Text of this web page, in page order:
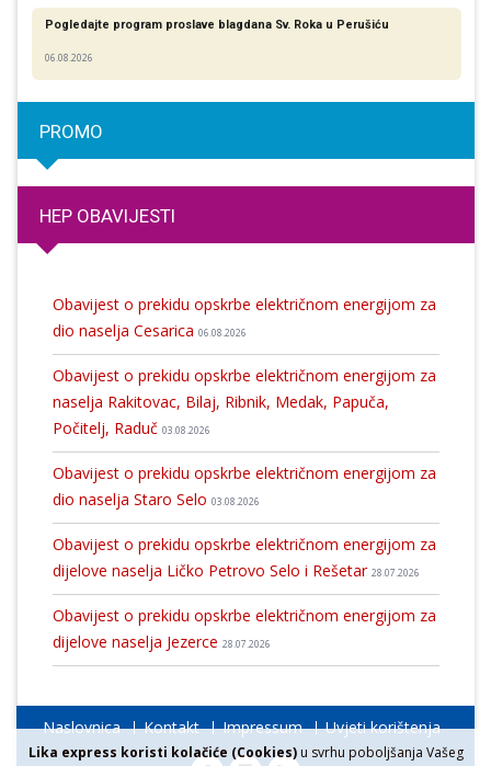
Lika express koristi kolačiće (Cookies)u svrhu poboljšanja Vašeg
Pogledajte program proslave blagdana Sv. Roka u Perušiću
06.08.2026
PROMO
HEP OBAVIJESTI
Obavijest o prekidu opskrbe električnom energijom za
dio naselja Cesarica 06.08.2026
Obavijest o prekidu opskrbe električnom energijom za
naselja Rakitovac, Bilaj, Ribnik, Medak, Papuča,
Počitelj, Raduč 03.08.2026
Obavijest o prekidu opskrbe električnom energijom za
dio naselja Staro Selo 03.08.2026
Obavijest o prekidu opskrbe električnom energijom za
dijelove naselja Ličko Petrovo Selo i Rešetar 28.07.2026
Obavijest o prekidu opskrbe električnom energijom za
dijelove naselja Jezerce 28.07.2026
Naslovnica Kontakt Impressum Uvjeti korištenja